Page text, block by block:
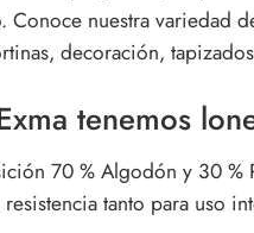
Conoce nuestra variedad
decoración,
tenemos
70 % Algodón y 30
tanto para uso